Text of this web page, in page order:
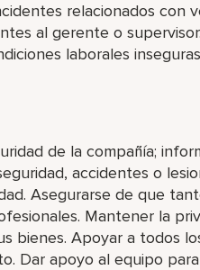
relacionados con
al gerente o supervisor.
laborales
de la compañía;
accidentes o
Asegurarse de que
Mantener la
bienes. Apoyar a todos
Dar apoyo al equipo